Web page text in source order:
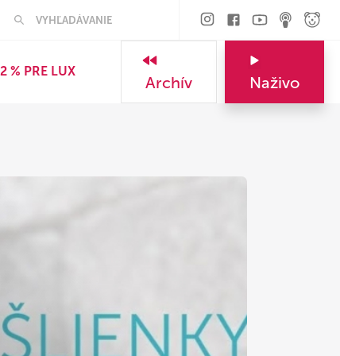
2 % PRE LUX
Archív Naživo